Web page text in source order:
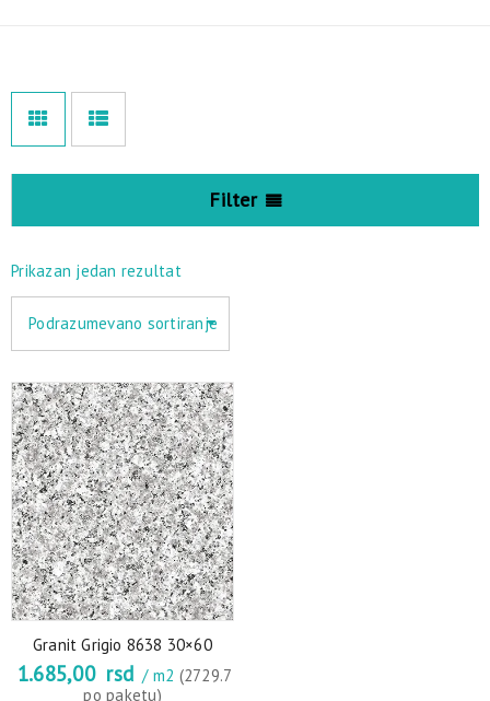
Filter
Prikazan jedan rezultat
Podrazumevano sortiranje
Granit Grigio 8638 30×60
1.685,00 rsd / m2 (2729.7
po paketu)